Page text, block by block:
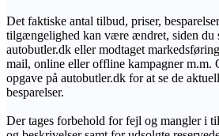
Det faktiske antal tilbud, priser,
tilgængelighed kan være ændret, siden du
autobutler.dk eller modtaget
mail, online eller offline kampagner m.m.
opgave på autobutler.dk for at se de
besparelser.
Der tages forbehold for fejl og mangler i